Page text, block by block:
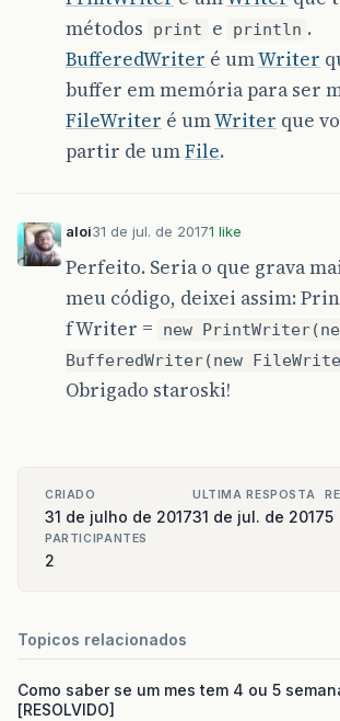
métodos
print e println .
BufferedWriter é umWriter
buffer em memória para ser
FileWriter é umWriter que
partir de umFile.
aloi31 de jul. de 20171 like
Perfeito. Seria o que grava
meu código, deixei assim:
fWriter =
new
BufferedWriter(new
Obrigado staroski!
CRIADO
31 de julho de 2017
ULTIMA RESPOSTA
31 de jul. de 20175
PARTICIPANTES
2
Topicos relacionados
Como saber se um mes tem 4 ou 5
[RESOLVIDO]